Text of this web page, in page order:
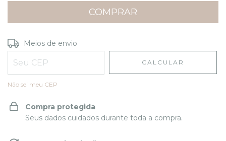
Entregas para o CEP:
Meios de envio
CALCULAR
Não sei meu CEP
Compra protegida
Seus dados cuidados durante toda a compra.